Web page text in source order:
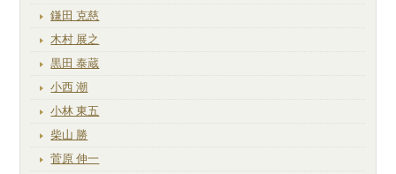
鎌田 克慈
木村 展之
黒田 泰蔵
小西 潮
小林 東五
柴山 勝
菅原 伸一